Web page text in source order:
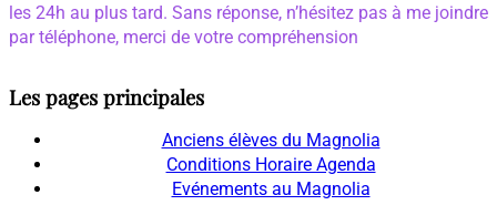
les 24h au plus tard. Sans réponse, n’hésitez pas à me joindre
par téléphone, merci de votre compréhension
Les pages principales
Anciens élèves du Magnolia
Conditions Horaire Agenda
Evénements au Magnolia